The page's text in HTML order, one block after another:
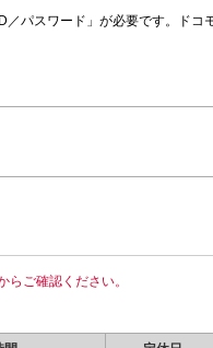
／パスワード」が必要です。ドコ
らご確認ください。